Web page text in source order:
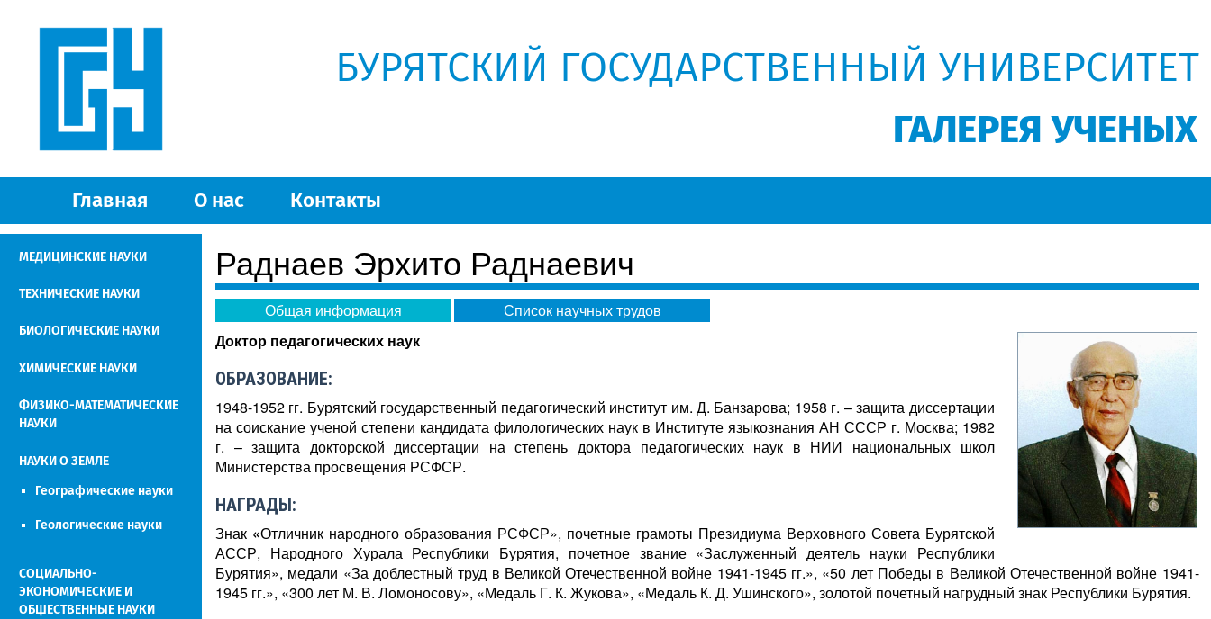
БУРЯТСКИЙ ГОСУДАРСТВЕННЫЙ УНИВЕРСИТЕТ
ГАЛЕРЕЯ УЧЕНЫХ
Главная О нас Контакты
МЕДИЦИНСКИЕ НАУКИ
ТЕХНИЧЕСКИЕ НАУКИ
БИОЛОГИЧЕСКИЕ НАУКИ
ХИМИЧЕСКИЕ НАУКИ
ФИЗИКО-МАТЕМАТИЧЕСКИЕ
НАУКИ
НАУКИ О ЗЕМЛЕ
Географические науки
Геологические науки
СОЦИАЛЬНО-
ЭКОНОМИЧЕСКИЕ И
ОБЩЕСТВЕННЫЕ НАУКИ
Раднаев Эрхито Раднаевич
Общая информация
Список научных трудов
Доктор педагогических наук
ОБРАЗОВАНИЕ:
1948-1952 гг. Бурятский государственный педагогический институт им. Д. Банзарова; 1958 г. – защита диссертации
на соискание ученой степени кандидата филологических наук в Институте языкознания АН СССР г. Москва; 1982
г. – защита докторской диссертации на степень доктора педагогических наук в НИИ национальных школ
Министерства просвещения РСФСР.
НАГРАДЫ:
Знак «Отличник народного образования РСФСР», почетные грамоты Президиума Верховного Совета Бурятской
АССР, Народного Хурала Республики Бурятия, почетное звание «Заслуженный деятель науки Республики
Бурятия», медали «За доблестный труд в Великой Отечественной войне 1941-1945 гг.», «50 лет Победы в Великой Отечественной войне 1941-
1945 гг.», «300 лет М. В. Ломоносову», «Медаль Г. К. Жукова», «Медаль К. Д. Ушинского», золотой почетный нагрудный знак Республики Бурятия.